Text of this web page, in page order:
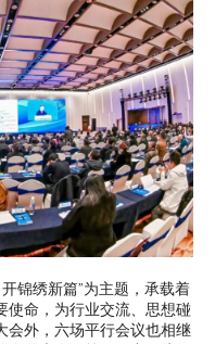
锦绣新篇”为主题，承载着
使命，为行业交流、思想碰
会外，六场平行会议也相继